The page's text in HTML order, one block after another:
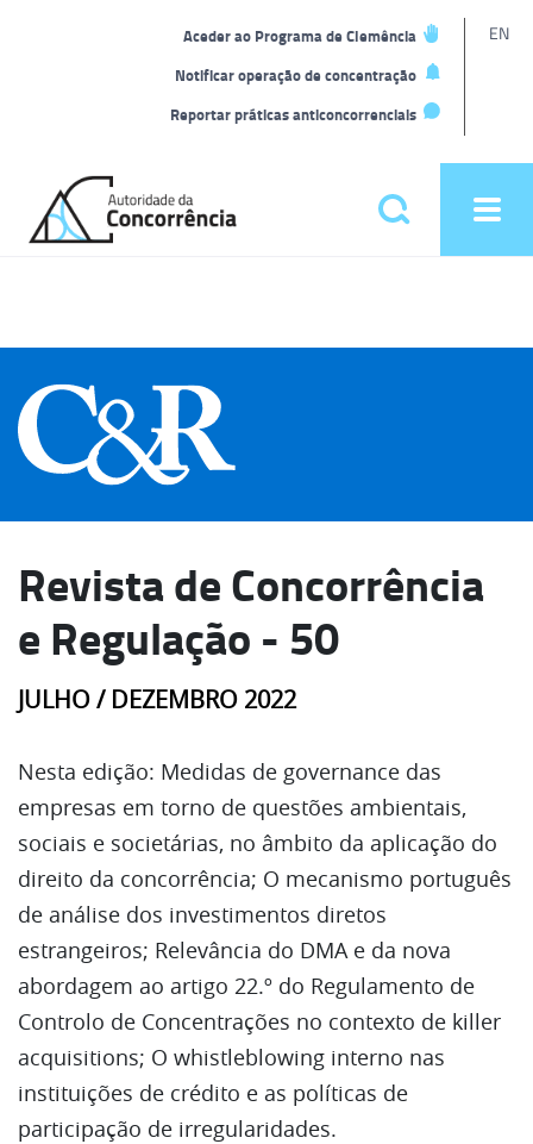
Aceder ao Programa de Clemência
Notificar operação de concentração
Reportar práticas anticoncorrenciais
EN
home
Pesquisar
Revista de Concorrência
e Regulação - 50
JULHO / DEZEMBRO 2022
Nesta edição: Medidas de governance das
empresas em torno de questões ambientais,
sociais e societárias, no âmbito da aplicação do
direito da concorrência; O mecanismo português
de análise dos investimentos diretos
estrangeiros; Relevância do DMA e da nova
abordagem ao artigo 22.º do Regulamento de
Controlo de Concentrações no contexto de killer
acquisitions; O whistleblowing interno nas
instituições de crédito e as políticas de
participação de irregularidades.